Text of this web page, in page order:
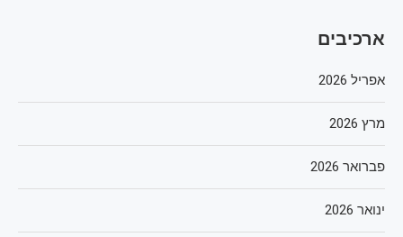
ארכיבים
אפריל 2026
מרץ 2026
פברואר 2026
ינואר 2026